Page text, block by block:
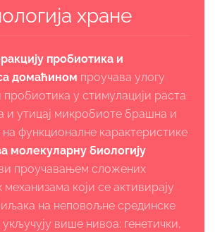
хране
пробиотика и
домаћином проучава улогу
у стимулацији раста
и утицај микробиоте брашна и
на функционалне карактеристике
молекуларну биологију
проучавањем сложених
који се активирају
на неповољне срединске
укључују више нивоа: генетички,